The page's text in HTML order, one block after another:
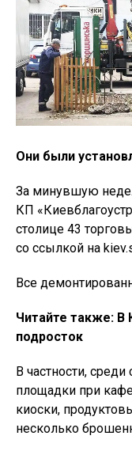
Они были
За минувшую
КП
столице 43
со ссылкой на
Все
Читайте также: В
подросток
В частности,
площадки при
киоски,
несколько